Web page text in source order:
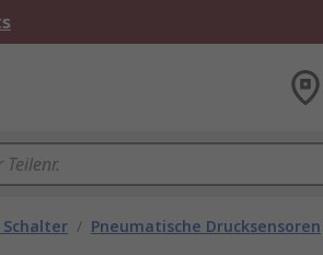
Schalter / Pneumatische Drucksensoren